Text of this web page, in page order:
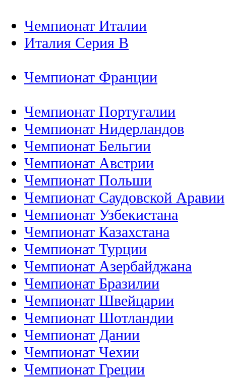
Чемпионат Италии
Италия Серия B
Чемпионат Франции
Чемпионат Португалии
Чемпионат Нидерландов
Чемпионат Бельгии
Чемпионат Австрии
Чемпионат Польши
Чемпионат Саудовской Аравии
Чемпионат Узбекистана
Чемпионат Казахстана
Чемпионат Турции
Чемпионат Азербайджана
Чемпионат Бразилии
Чемпионат Швейцарии
Чемпионат Шотландии
Чемпионат Дании
Чемпионат Чехии
Чемпионат Греции